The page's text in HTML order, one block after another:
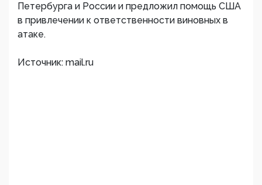
Петербурга и России и предложил помощь США
в привлечении к ответственности виновных в
атаке.
Источник: mail.ru